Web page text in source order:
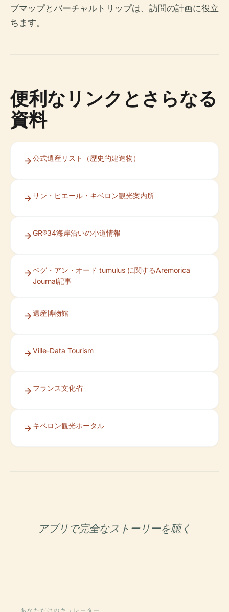
ブマップとバーチャルトリップは、訪問の計画に役立
ちます。
便利なリンクとさらなる
資料
公式遺産リスト（歴史的建造物）
サン・ピエール・キベロン観光案内所
GR®34海岸沿いの小道情報
ベグ・アン・オード tumulus に関するAremorica
Journal記事
遺産博物館
Ville-Data Tourism
フランス文化省
キベロン観光ポータル
アプリで完全なストーリーを聴く
あなただけのキュレーター